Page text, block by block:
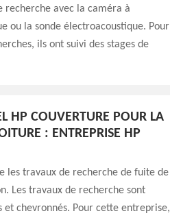
recherche avec la caméra à
ou la sonde électroacoustique. Pour
ils ont suivi des stages de
HP COUVERTURE POUR LA
: ENTREPRISE HP
les travaux de recherche de fuite de
Les travaux de recherche sont
et chevronnés. Pour cette entreprise,